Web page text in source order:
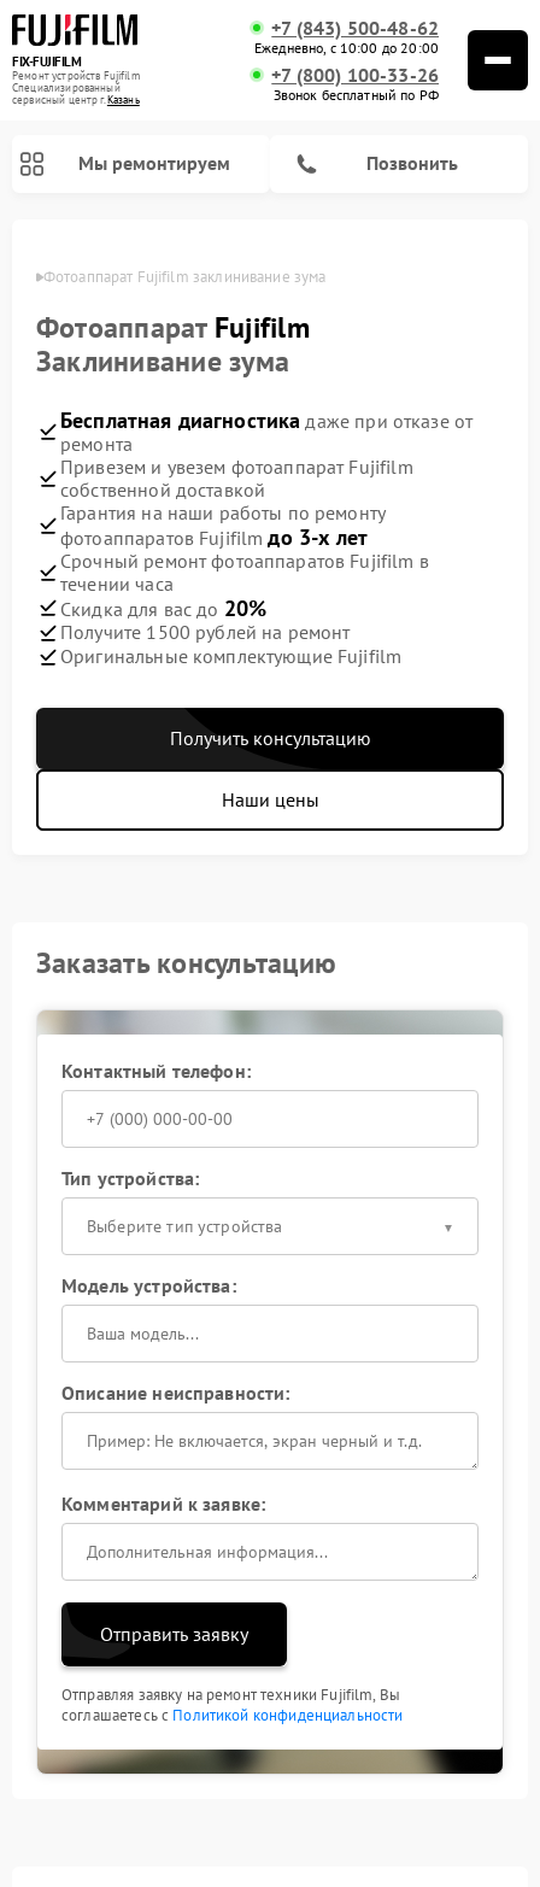
FIX-FUJIFILM
Ремонт устройств Fujifilm
Специализированный
cервисный центр г.Казань
+7 (843) 500-48-62
Ежедневно, с 10:00 до 20:00
+7 (800) 100-33-26
Звонок бесплатный по РФ
Мы ремонтируем Позвонить
Фотоаппарат Fujifilm заклинивание зума
Фотоаппарат Fujifilm
Заклинивание зума
Бесплатная диагностика даже при отказе от
ремонта
Привезем и увезем фотоаппарат Fujifilm
собственной доставкой
Гарантия на наши работы по ремонту
фотоаппаратов Fujifilmдо 3-х лет
Срочный ремонт фотоаппаратов Fujifilm в
течении часа
Скидка для вас до 20%
Получите 1500 рублей на ремонт
Оригинальные комплектующие Fujifilm
Получить консультацию
Наши цены
Заказать консультацию
Контактный телефон:
Тип устройства:
Выберите тип устройства
Модель устройства:
Описание неисправности:
Комментарий к заявке:
Отправить заявку
Отправляя заявку на ремонт техники Fujifilm, Вы
соглашаетесь с Политикой конфиденциальности